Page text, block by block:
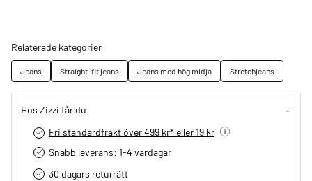
Relaterade kategorier
Jeans Straight-fit jeans Jeans med hög midja Stretchjeans
Hos Zizzi får du
Fri standardfrakt över 499 kr* eller 19 kr
Snabb leverans: 1-4 vardagar
30 dagars returrätt­